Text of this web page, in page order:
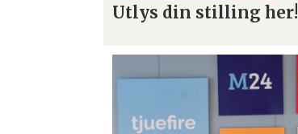
Utlys din stilling her!